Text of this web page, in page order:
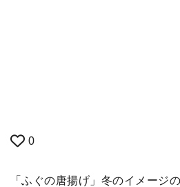
0
「ふぐの唐揚げ」冬のイメージ